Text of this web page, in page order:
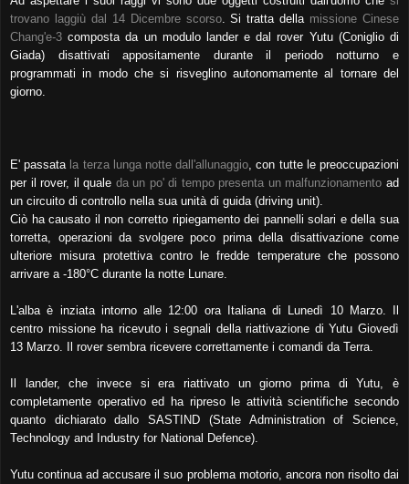
trovano laggiù dal 14 Dicembre scorso. Si tratta della missione Cinese
Chang'e-3 composta da un modulo lander e dal rover Yutu (Coniglio di
Giada) disattivati appositamente durante il periodo notturno e
programmati in modo che si risveglino autonomamente al tornare del
giorno.
E' passata la terza lunga notte dall'allunaggio , con tutte le preoccupazioni
per il rover, il quale da un po' di tempo presenta un malfunzionamento ad
un circuito di controllo nella sua unità di guida (driving unit).
Ciò ha causato il non corretto ripiegamento dei pannelli solari e della sua
torretta, operazioni da svolgere poco prima della disattivazione come
ulteriore misura protettiva contro le fredde temperature che possono
arrivare a -180°C durante la notte Lunare.
L'alba è inziata intorno alle 12:00 ora Italiana di Lunedì 10 Marzo. Il
centro missione ha ricevuto i segnali della riattivazione di Yutu Giovedì
13 Marzo. Il rover sembra ricevere correttamente i comandi da Terra.
Il lander, che invece si era riattivato un giorno prima di Yutu, è
completamente operativo ed ha ripreso le attività scientifiche secondo
quanto dichiarato dallo SASTIND (State Administration of Science,
Technology and Industry for National Defence).
Yutu continua ad accusare il suo problema motorio, ancora non risolto dai